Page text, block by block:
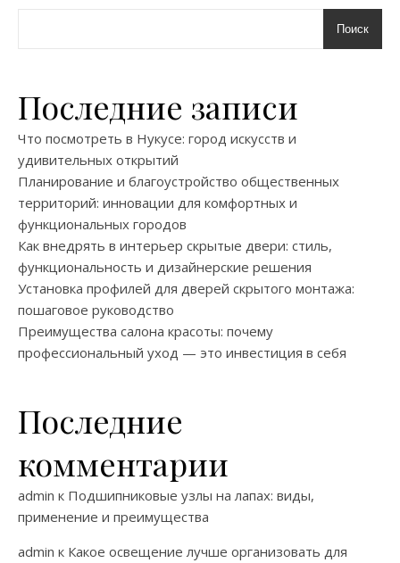
Поиск
Последние записи
Что посмотреть в Нукусе: город искусств и
удивительных открытий
Планирование и благоустройство общественных
территорий: инновации для комфортных и
функциональных городов
Как внедрять в интерьер скрытые двери: стиль,
функциональность и дизайнерские решения
Установка профилей для дверей скрытого монтажа:
пошаговое руководство
Преимущества салона красоты: почему
профессиональный уход — это инвестиция в себя
Последние
комментарии
admin к Подшипниковые узлы на лапах: виды,
применение и преимущества
admin к Какое освещение лучше организовать для